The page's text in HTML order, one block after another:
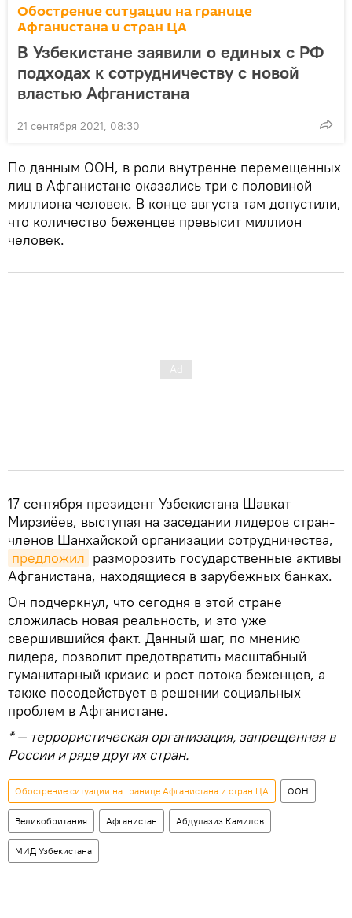
Обострение ситуации на границе
Афганистана и стран ЦА
В Узбекистане заявили о единых с РФ
подходах к сотрудничеству с новой
властью Афганистана
21 сентября 2021, 08:30
По данным ООН, в роли внутренне перемещенных
лиц в Афганистане оказались три с половиной
миллиона человек. В конце августа там допустили,
что количество беженцев превысит миллион
человек.
17 сентября президент Узбекистана Шавкат
Мирзиёев, выступая на заседании лидеров стран-
членов Шанхайской организации сотрудничества,
предложил разморозить государственные активы
Афганистана, находящиеся в зарубежных банках.
Он подчеркнул, что сегодня в этой стране
сложилась новая реальность, и это уже
свершившийся факт. Данный шаг, по мнению
лидера, позволит предотвратить масштабный
гуманитарный кризис и рост потока беженцев, а
также посодействует в решении социальных
проблем в Афганистане.
* — террористическая организация, запрещенная в
России и ряде других стран.
Обострение ситуации на границе Афганистана и стран ЦА ООН
Великобритания Афганистан Абдулазиз Камилов
МИД Узбекистана